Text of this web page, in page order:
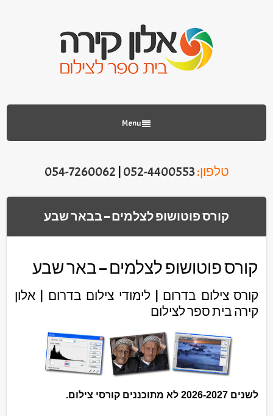
Menu
טלפון:052-4400553
054-7260062
קורס פוטושופ לצלמים – בבאר שבע
קורס פוטושופ לצלמים – באר שבע
קורס צילום בדרום | לימודי צילום בדרום | אלון
קירה בית ספר לצילום
לשנים 2026-2027 לא מתוכננים קורסי צילום.